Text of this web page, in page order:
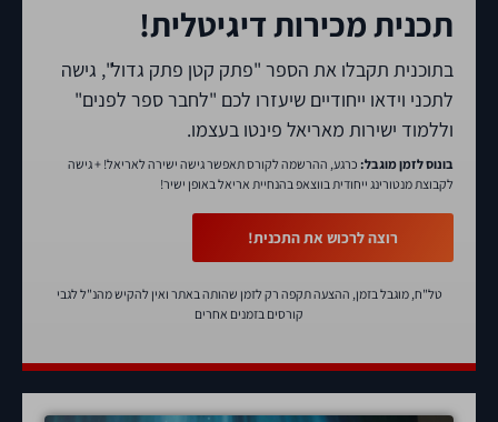
תכנית מכירות דיגיטלית!
בתוכנית תקבלו את הספר "פתק קטן פתק גדול", גישה
לתכני וידאו ייחודיים שיעזרו לכם "לחבר ספר לפנים"
וללמוד ישירות מאריאל פינטו בעצמו.
בונוס לזמן מוגבל: כרגע, ההרשמה לקורס תאפשר גישה ישירה לאריאל! + גישה
לקבוצת מנטורינג ייחודית בווצאפ בהנחיית אריאל באופן ישיר!
רוצה לרכוש את התכנית!
טל"ח, מוגבל בזמן, ההצעה תקפה רק לזמן שהותה באתר ואין להקיש מהנ"ל לגבי
קורסים בזמנים אחרים